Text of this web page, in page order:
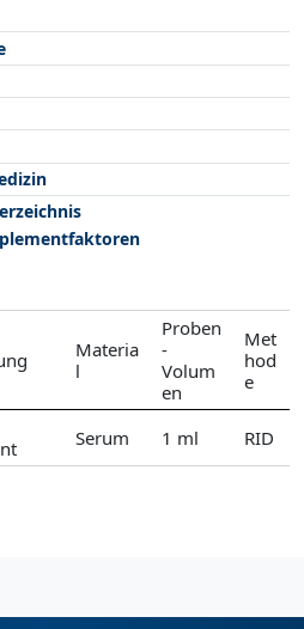
Materia
l
Proben
-
Volum
en
Met
hod
e
Serum 1 ml RID